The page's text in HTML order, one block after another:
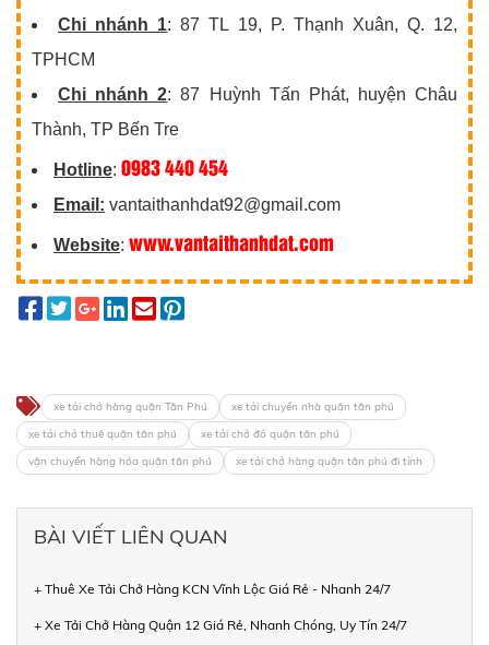
Chi nhánh 1: 87 TL 19, P. Thạnh Xuân, Q. 12,
TPHCM
Chi nhánh 2: 87 Huỳnh Tấn Phát, huyện Châu
Thành, TP Bến Tre
Hotline: 0983 440 454
Email: vantaithanhdat92@gmail.com
Website: www.vantaithanhdat.com
xe tải chở hàng quận Tân Phú
xe tải chuyển nhà quận tân phú
xe tải chở thuê quận tân phú
xe tải chở đồ quận tân phú
vận chuyển hàng hóa quận tân phú
xe tải chở hàng quận tân phú đi tỉnh
BÀI VIẾT LIÊN QUAN
+ Thuê Xe Tải Chở Hàng KCN Vĩnh Lộc Giá Rẻ - Nhanh 24/7
+ Xe Tải Chở Hàng Quận 12 Giá Rẻ, Nhanh Chóng, Uy Tín 24/7